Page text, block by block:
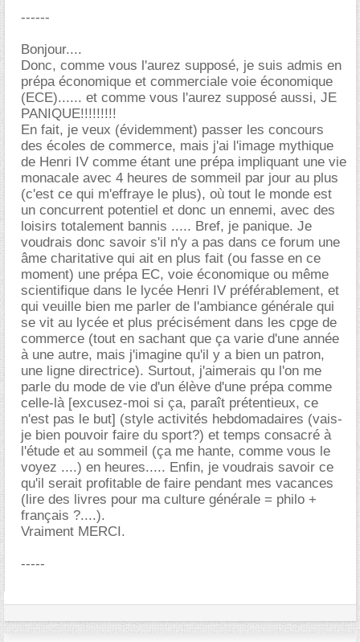
------
Bonjour....
Donc, comme vous l'aurez supposé, je suis admis en
prépa économique et commerciale voie économique
(ECE)...... et comme vous l'aurez supposé aussi, JE
PANIQUE!!!!!!!!!
En fait, je veux (évidemment) passer les concours
des écoles de commerce, mais j'ai l'image mythique
de Henri IV comme étant une prépa impliquant une vie
monacale avec 4 heures de sommeil par jour au plus
(c'est ce qui m'effraye le plus), où tout le monde est
un concurrent potentiel et donc un ennemi, avec des
loisirs totalement bannis ..... Bref, je panique. Je
voudrais donc savoir s'il n'y a pas dans ce forum une
me charitative qui ait en plus fait (ou fasse en ce
moment) une prépa EC, voie économique ou même
scientifique dans le lycée Henri IV préférablement, et
qui veuille bien me parler de l'ambiance générale qui
se vit au lycée et plus précisément dans les cpge de
commerce (tout en sachant que ça varie d'une année
à une autre, mais j'imagine qu'il y a bien un patron,
une ligne directrice). Surtout, j'aimerais qu l'on me
parle du mode de vie d'un élève d'une prépa comme
celle-là [excusez-moi si ça, paraît prétentieux, ce
n'est pas le but] (style activités hebdomadaires (vais-
je bien pouvoir faire du sport?) et temps consacré à
l'étude et au sommeil (ça me hante, comme vous le
voyez ....) en heures..... Enfin, je voudrais savoir ce
qu'il serait profitable de faire pendant mes vacances
(lire des livres pour ma culture générale = philo +
français ?....).
Vraiment MERCI.
-----